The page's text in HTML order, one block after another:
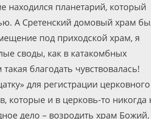
находился планетарий, который
А Сретенский домовый храм
под приходской храм, я
своды, как в катакомбных
благодать чувствовалась!
для регистрации церковного
которые и в церковь-то никогда
дело – возродить храм